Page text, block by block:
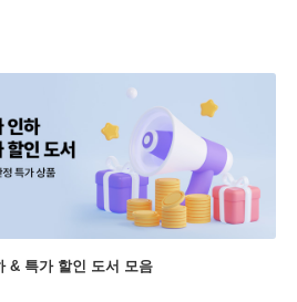
& 특가 할인 도서 모음